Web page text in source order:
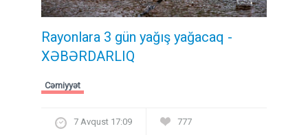
Rayonlara 3 gün yağış yağacaq -
XƏBƏRDARLIQ
Cəmiyyət
7 Avqust 17:09 777